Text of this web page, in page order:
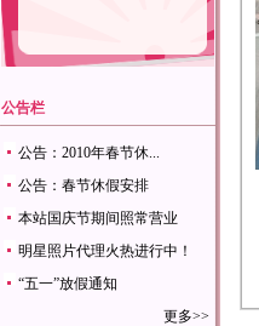
公告栏
公告：2010年春节休...
公告：春节休假安排
本站国庆节期间照常营业
明星照片代理火热进行中！
“五一”放假通知
更多>>